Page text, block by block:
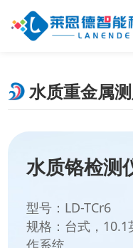
水质重金属
水质铬检测
型号：LD-TCr6
规格：台式，
作系统